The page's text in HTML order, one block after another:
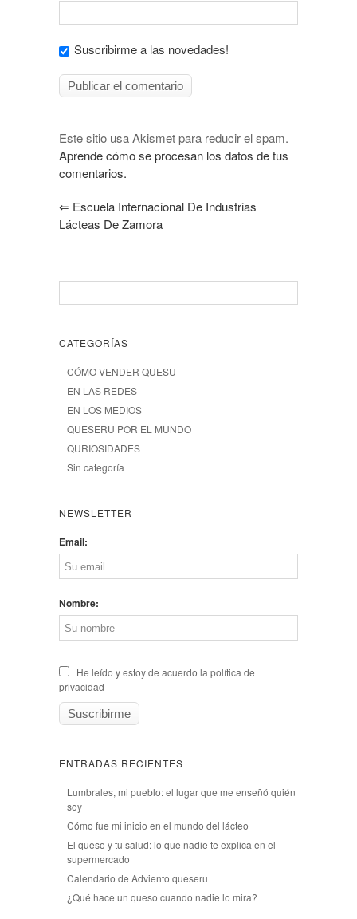
Suscribirme a las novedades!
Este sitio usa Akismet para reducir el spam.
Aprende cómo se procesan los datos de tus
comentarios.
⇐ Escuela Internacional De Industrias
Lácteas De Zamora
CATEGORÍAS
CÓMO VENDER QUESU
EN LAS REDES
EN LOS MEDIOS
QUESERU POR EL MUNDO
QURIOSIDADES
Sin categoría
NEWSLETTER
Email:
Nombre:
He leído y estoy de acuerdo la política de
privacidad
ENTRADAS RECIENTES
Lumbrales, mi pueblo: el lugar que me enseñó quién
soy
Cómo fue mi inicio en el mundo del lácteo
El queso y tu salud: lo que nadie te explica en el
supermercado
Calendario de Adviento queseru
¿Qué hace un queso cuando nadie lo mira?